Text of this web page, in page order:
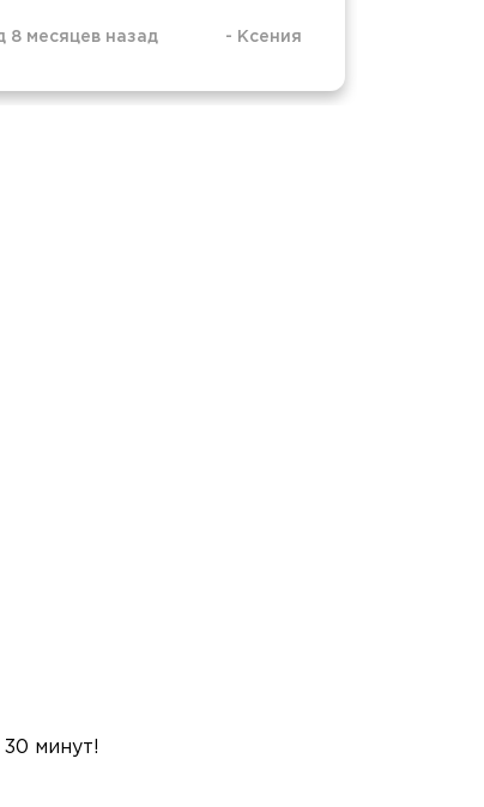
8 месяцев назад - Ксения
минут!